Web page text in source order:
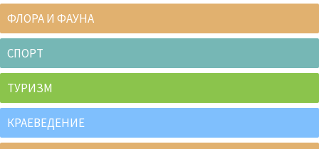
ФЛОРА И ФАУНА
СПОРТ
ТУРИЗМ
КРАЕВЕДЕНИЕ